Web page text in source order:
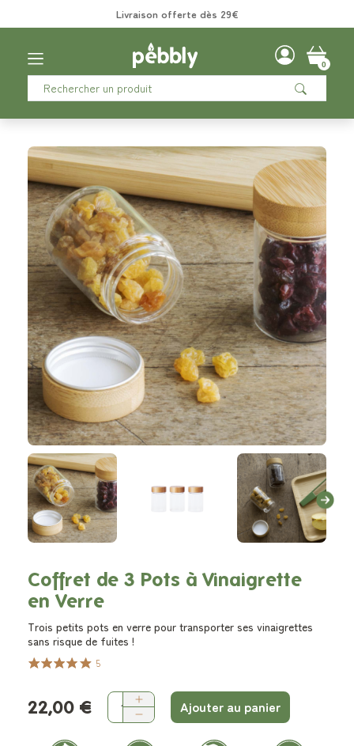
Coffret de 3 Pots à Vinaigrette
en Verre
5
Trois petits pots en verre pour transporter ses vinaigrettes
sans risque de fuites !
22,00 € Ajouter au panier
Livraison offerte dès 29€
0